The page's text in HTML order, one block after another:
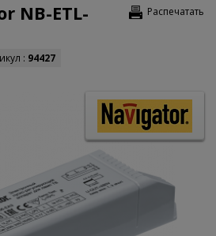
Распечатать
NB-ETL-
: 94427